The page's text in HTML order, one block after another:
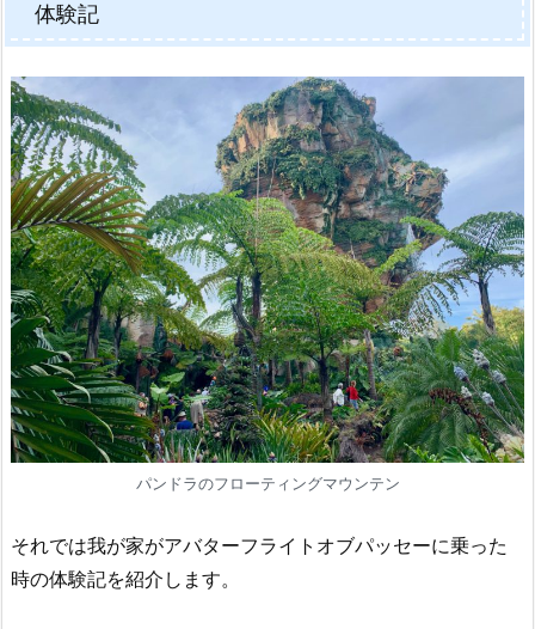
体験記
パンドラのフローティングマウンテン
それでは我が家がアバターフライトオブパッセーに乗った
時の体験記を紹介します。